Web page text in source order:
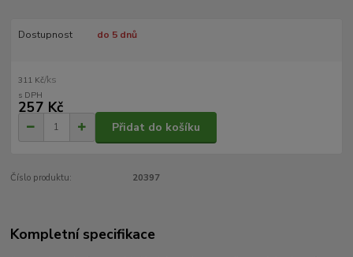
Dostupnost do 5 dnů
311 Kč/ks
257 Kč
Přidat do košíku
Číslo produktu: 20397
Kompletní specifikace